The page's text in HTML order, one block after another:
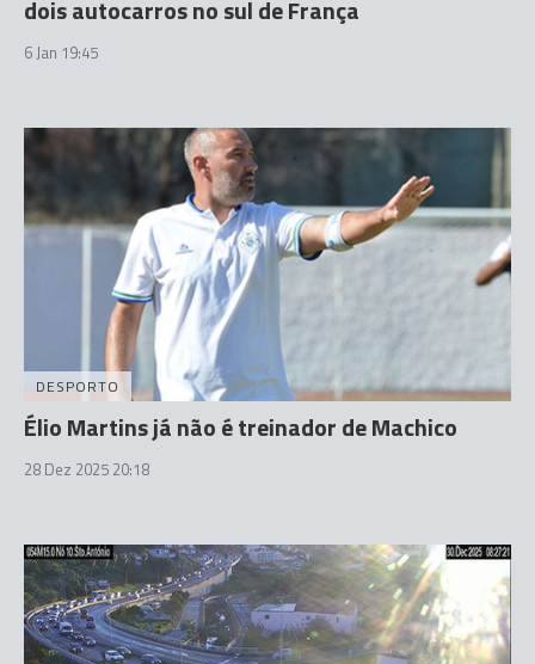
dois autocarros no sul de França
6 Jan 19:45
DESPORTO
Élio Martins já não é treinador de Machico
28 Dez 2025 20:18